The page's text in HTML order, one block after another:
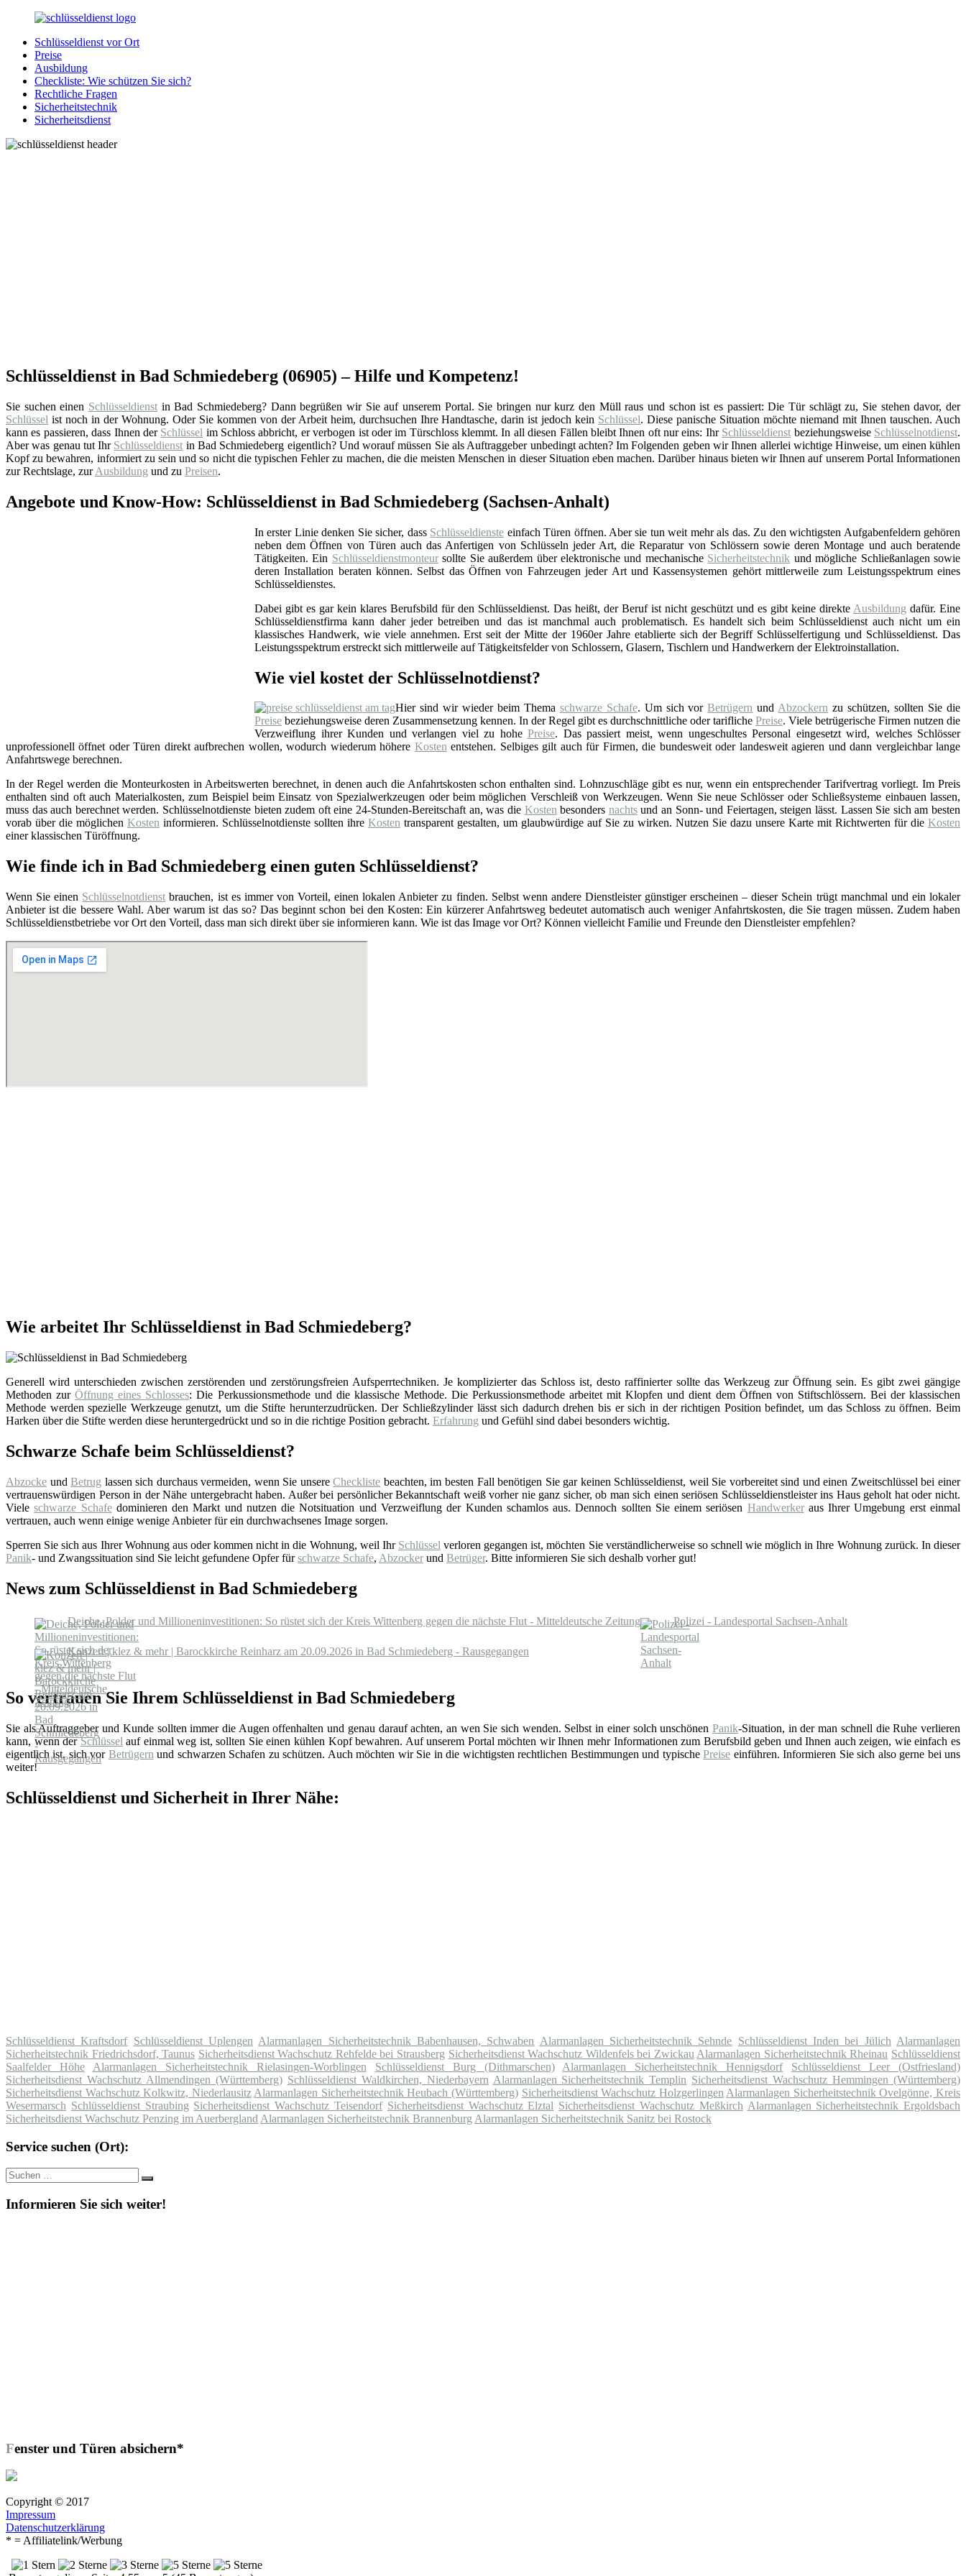
Zurück
Inhalt
SchluesseldienstDirekt.de
Ihre
Notlage
wird
gelöst!
Schlüsseldienst vor Ort
Preise
Ausbildung
Checkliste: Wie schützen Sie sich?
Rechtliche Fragen
Sicherheitstechnik
Sicherheitsdienst
Schlüsseldienst in Bad Schmiedeberg (06905) – Hilfe und Kompetenz!
Sie suchen einen Schlüsseldienst in Bad Schmiedeberg? Dann begrüßen wir Sie auf unserem Portal. Sie bringen nur kurz den Müll raus und schon ist es passiert: Die Tür schlägt zu, Sie stehen davor, der
Schlüssel ist noch in der Wohnung. Oder Sie kommen von der Arbeit heim, durchsuchen Ihre Handtasche, darin ist jedoch kein Schlüssel. Diese panische Situation möchte niemand mit Ihnen tauschen. Auch
kann es passieren, dass Ihnen der Schlüssel im Schloss abbricht, er verbogen ist oder im Türschloss klemmt. In all diesen Fällen bleibt Ihnen oft nur eins: Ihr Schlüsseldienst beziehungsweise Schlüsselnotdienst.
Aber was genau tut Ihr Schlüsseldienst in Bad Schmiedeberg eigentlich? Und worauf müssen Sie als Auftraggeber unbedingt achten? Im Folgenden geben wir Ihnen allerlei wichtige Hinweise, um einen kühlen
Kopf zu bewahren, informiert zu sein und so nicht die typischen Fehler zu machen, die die meisten Menschen in dieser Situation eben machen. Darüber hinaus bieten wir Ihnen auf unserem Portal Informationen
zur Rechtslage, zurAusbildung und zu Preisen.
Angebote und Know-How: Schlüsseldienst in Bad Schmiedeberg (Sachsen-Anhalt)
In erster Linie denken Sie sicher, dass Schlüsseldienste einfach Türen öffnen. Aber sie tun weit mehr als das. Zu den wichtigsten Aufgabenfeldern gehören
neben dem Öffnen von Türen auch das Anfertigen von Schlüsseln jeder Art, die Reparatur von Schlössern sowie deren Montage und auch beratende
Tätigkeiten. Ein Schlüsseldienstmonteursollte Sie außerdem über elektronische und mechanische Sicherheitstechnik und mögliche Schließanlagen sowie
deren Installation beraten können. Selbst das Öffnen von Fahrzeugen jeder Art und Kassensystemen gehört mittlerweile zum Leistungsspektrum eines
Schlüsseldienstes.
Dabei gibt es gar kein klares Berufsbild für den Schlüsseldienst. Das heißt, der Beruf ist nicht geschützt und es gibt keine direkte Ausbildung dafür. Eine
Schlüsseldienstfirma kann daher jeder betreiben und das ist manchmal auch problematisch. Es handelt sich beim Schlüsseldienst auch nicht um ein
klassisches Handwerk, wie viele annehmen. Erst seit der Mitte der 1960er Jahre etablierte sich der Begriff Schlüsselfertigung und Schlüsseldienst. Das
Leistungsspektrum erstreckt sich mittlerweile auf Tätigkeitsfelder von Schlossern, Glasern, Tischlern und Handwerkern der Elektroinstallation.
Wie viel kostet der Schlüsselnotdienst?
Hier sind wir wieder beim Thema schwarze Schafe. Um sich vorBetrügern undAbzockern zu schützen, sollten Sie die
Preise beziehungsweise deren Zusammensetzung kennen. In der Regel gibt es durchschnittliche oder tarifliche Preise. Viele betrügerische Firmen nutzen die
Verzweiflung ihrer Kunden und verlangen viel zu hohe Preise. Das passiert meist, wenn ungeschultes Personal eingesetzt wird, welches Schlösser
unprofessionell öffnet oder Türen direkt aufbrechen wollen, wodurch wiederum höhere Kostenentstehen. Selbiges gilt auch für Firmen, die bundesweit oder landesweit agieren und dann vergleichbar lange
Anfahrtswege berechnen.
In der Regel werden die Monteurkosten in Arbeitswerten berechnet, in denen auch die Anfahrtskosten schon enthalten sind. Lohnzuschläge gibt es nur, wenn ein entsprechender Tarifvertrag vorliegt. Im Preis
enthalten sind oft auch Materialkosten, zum Beispiel beim Einsatz von Spezialwerkzeugen oder beim möglichen Verschleiß von Werkzeugen. Wenn Sie neue Schlösser oder Schließsysteme einbauen lassen,
muss das auch berechnet werden. Schlüsselnotdienste bieten zudem oft eine 24-Stunden-Bereitschaft an, was die Kostenbesonders nachtsund an Sonn- und Feiertagen, steigen lässt. Lassen Sie sich am besten
vorab über die möglichen Kosten informieren. Schlüsselnotdienste sollten ihre Kosten transparent gestalten, um glaubwürdige auf Sie zu wirken. Nutzen Sie dazu unsere Karte mit Richtwerten für die Kosten
einer klassischen Türöffnung.
Wie finde ich in Bad Schmiedeberg einen guten Schlüsseldienst?
Wenn Sie einen Schlüsselnotdienst brauchen, ist es immer von Vorteil, einen lokalen Anbieter zu finden. Selbst wenn andere Dienstleister günstiger erscheinen – dieser Schein trügt manchmal und ein lokaler
Anbieter ist die bessere Wahl. Aber warum ist das so? Das beginnt schon bei den Kosten: Ein kürzerer Anfahrtsweg bedeutet automatisch auch weniger Anfahrtskosten, die Sie tragen müssen. Zudem haben
Schlüsseldienstbetriebe vor Ort den Vorteil, dass man sich direkt über sie informieren kann. Wie ist das Image vor Ort? Können vielleicht Familie und Freunde den Dienstleister empfehlen?
Wie arbeitet Ihr Schlüsseldienst in Bad Schmiedeberg?
Generell wird unterschieden zwischen zerstörenden und zerstörungsfreien Aufsperrtechniken. Je komplizierter das Schloss ist, desto raffinierter sollte das Werkzeug zur Öffnung sein. Es gibt zwei gängige
Methoden zurÖffnung eines Schlosses: Die Perkussionsmethode und die klassische Methode. Die Perkussionsmethode arbeitet mit Klopfen und dient dem Öffnen von Stiftschlössern. Bei der klassischen
Methode werden spezielle Werkzeuge genutzt, um die Stifte herunterzudrücken. Der Schließzylinder lässt sich dadurch drehen bis er sich in der richtigen Position befindet, um das Schloss zu öffnen. Beim
Harken über die Stifte werden diese heruntergedrückt und so in die richtige Position gebracht. Erfahrung und Gefühl sind dabei besonders wichtig.
Schwarze Schafe beim Schlüsseldienst?
Abzocke undBetrug lassen sich durchaus vermeiden, wenn Sie unsereCheckliste beachten, im besten Fall benötigen Sie gar keinen Schlüsseldienst, weil Sie vorbereitet sind und einen Zweitschlüssel bei einer
vertrauenswürdigen Person in der Nähe untergebracht haben. Außer bei persönlicher Bekanntschaft weiß vorher nie ganz sicher, ob man sich einen seriösen Schlüsseldienstleister ins Haus geholt hat oder nicht.
Vieleschwarze Schafedominieren den Markt und nutzen die Notsituation und Verzweiflung der Kunden schamlos aus. Dennoch sollten Sie einem seriösen Handwerkeraus Ihrer Umgebung erst einmal
vertrauen, auch wenn einige wenige Anbieter für ein durchwachsenes Image sorgen.
Sperren Sie sich aus Ihrer Wohnung aus oder kommen nicht in die Wohnung, weil Ihr Schlüssel verloren gegangen ist, möchten Sie verständlicherweise so schnell wie möglich in Ihre Wohnung zurück. In dieser
Panik- und Zwangssituation sind Sie leicht gefundene Opfer fürschwarze Schafe, Abzocker und Betrüger. Bitte informieren Sie sich deshalb vorher gut!
News zum Schlüsseldienst in Bad Schmiedeberg
Deiche, Polder und Millioneninvestitionen: So rüstet sich der Kreis Wittenberg gegen die nächste Flut - Mitteldeutsche Zeitung Polizei - Landesportal Sachsen-Anhalt
Konzert | klez & mehr | Barockkirche Reinharz am 20.09.2026 in Bad Schmiedeberg - Rausgegangen
So vertrauen Sie Ihrem Schlüsseldienst in Bad Schmiedeberg
Sie als Auftraggeber und Kunde sollten immer die Augen offenhalten und genau darauf achten, an wen Sie sich wenden. Selbst in einer solch unschönenPanik-Situation, in der man schnell die Ruhe verlieren
kann, wenn derSchlüssel auf einmal weg ist, sollten Sie einen kühlen Kopf bewahren. Auf unserem Portal möchten wir Ihnen mehr Informationen zum Berufsbild geben und Ihnen auch zeigen, wie einfach es
eigentlich ist, sich vor Betrügern und schwarzen Schafen zu schützen. Auch möchten wir Sie in die wichtigsten rechtlichen Bestimmungen und typischePreise einführen. Informieren Sie sich also gerne bei uns
weiter!
Schlüsseldienst und Sicherheit in Ihrer Nähe:
Schlüsseldienst Kraftsdorf Schlüsseldienst Uplengen Alarmanlagen Sicherheitstechnik Babenhausen, Schwaben Alarmanlagen Sicherheitstechnik Sehnde Schlüsseldienst Inden bei Jülich Alarmanlagen
Sicherheitstechnik Friedrichsdorf, Taunus Sicherheitsdienst Wachschutz Rehfelde bei Strausberg Sicherheitsdienst Wachschutz Wildenfels bei Zwickau Alarmanlagen Sicherheitstechnik Rheinau Schlüsseldienst
Saalfelder Höhe
Alarmanlagen Sicherheitstechnik Rielasingen-Worblingen Schlüsseldienst Burg (Dithmarschen) Alarmanlagen Sicherheitstechnik Hennigsdorf
Schlüsseldienst Leer (Ostfriesland)
Sicherheitsdienst Wachschutz Allmendingen (Württemberg) Schlüsseldienst Waldkirchen, Niederbayern Alarmanlagen Sicherheitstechnik Templin Sicherheitsdienst Wachschutz Hemmingen (Württemberg)
Sicherheitsdienst Wachschutz Kolkwitz, Niederlausitz Alarmanlagen Sicherheitstechnik Heubach (Württemberg) Sicherheitsdienst Wachschutz Holzgerlingen Alarmanlagen Sicherheitstechnik Ovelgönne, Kreis
Wesermarsch Schlüsseldienst Straubing Sicherheitsdienst Wachschutz Teisendorf Sicherheitsdienst Wachschutz Elztal Sicherheitsdienst Wachschutz Meßkirch Alarmanlagen Sicherheitstechnik Ergoldsbach
Sicherheitsdienst Wachschutz Penzing im Auerbergland Alarmanlagen Sicherheitstechnik Brannenburg Alarmanlagen Sicherheitstechnik Sanitz bei Rostock
Service suchen (Ort):
Suche
nach:
Suchen
Informieren Sie sich weiter!
Fenster und Türen absichern*
Copyright © 2017
Impressum
Datenschutzerklärung
* = Affiliatelink/Werbung